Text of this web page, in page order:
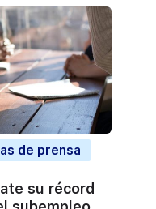
de prensa
su récord